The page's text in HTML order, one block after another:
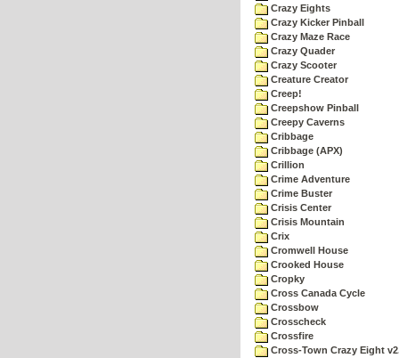
Crazy Eights
Crazy Kicker Pinball
Crazy Maze Race
Crazy Quader
Crazy Scooter
Creature Creator
Creep!
Creepshow Pinball
Creepy Caverns
Cribbage
Cribbage (APX)
Crillion
Crime Adventure
Crime Buster
Crisis Center
Crisis Mountain
Crix
Cromwell House
Crooked House
Cropky
Cross Canada Cycle
Crossbow
Crosscheck
Crossfire
Cross-Town Crazy Eight